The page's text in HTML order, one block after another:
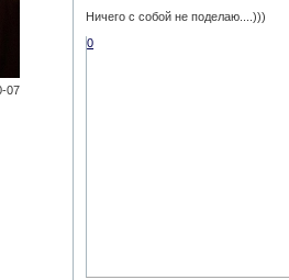
07
Ничего с собой не поделаю....)))
0